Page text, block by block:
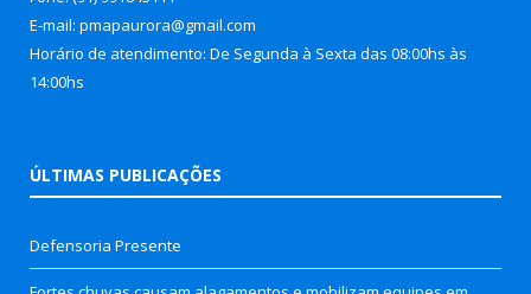
E-mail: pmapaurora@gmail.com
Horário de atendimento: De Segunda à Sexta das 08:00hs às
14:00hs
ÚLTIMAS PUBLICAÇÕES
Defensoria Presente